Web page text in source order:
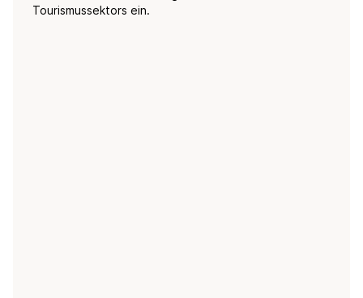
Tourismussektors ein.